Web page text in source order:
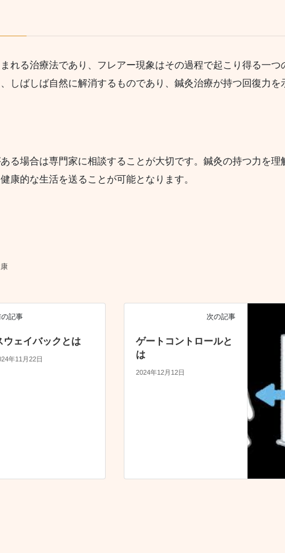
れる治療法であり、フレアー現象はその過程で起こり得る一つ
しばしば自然に解消するものであり、鍼灸治療が持つ回復力を
る場合は専門家に相談することが大切です。鍼灸の持つ力を理
康的な生活を送ることが可能となります。
の記事
ウェイバックとは
年11月22日
次の記事
ゲートコントロールと
は
2024年12月12日